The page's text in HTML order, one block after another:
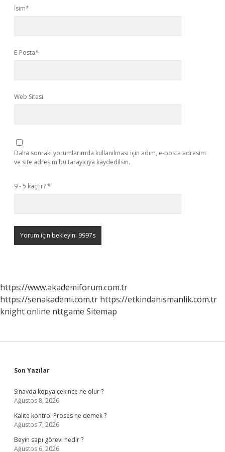
İsim*
E-Posta*
Web Sitesi
Daha sonraki yorumlarımda kullanılması için adım, e-posta adresim
ve site adresim bu tarayıcıya kaydedilsin.
9 - 5 kaçtır?*
https://www.akademiforum.com.tr
https://senakademi.com.tr https://etkindanismanlik.com.tr
knight online nttgame Sitemap
Sidebar
Son Yazılar
Sınavda kopya çekince ne olur ?
Ağustos 8, 2026
Kalite kontrol Proses ne demek ?
Ağustos 7, 2026
Beyin sapı görevi nedir ?
Ağustos 6, 2026